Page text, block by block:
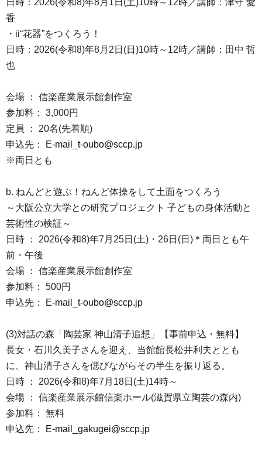
日時：2026(令和8)年8月1日(土)10時～12時／講師：津守 愛
香
・ii“花器”をつくろう！
日時：2026(令和8)年8月2日(日)10時～12時／講師：田中 哲
也
会場 ： 信楽産業展示館創作室
参加料： 3,000円
定員 ： 20名(先着順)
申込先：
E-mail_t-oubo@sccp.jp
※両日とも
b. ねんどと遊ぶ！ねんど体操をして土面をつくろう
～大阪公立大学との研究プロジェクト 子どもの身体活動と
芸術性の検証～
日時 ： 2026(令和8)年7月25日(土)・26日(日)＊両日とも午
前・午後
会場 ： 信楽産業展示館創作室
参加料： 500円
申込先：
E-mail_t-oubo@sccp.jp
(3)対話の森「陶芸家 神山清子追想」【事前申込・無料】
長女・石川久美子さんを迎え、当館館長松井利夫ととも
に、神山清子さんを偲びながらその半生を振り返る。
日時 ： 2026(令和8)年7月18日(土)14時～
会場 ： 信楽産業展示館信楽ホール(滋賀県立陶芸の森内)
参加料： 無料
申込先：
E-mail_gakugei@sccp.jp